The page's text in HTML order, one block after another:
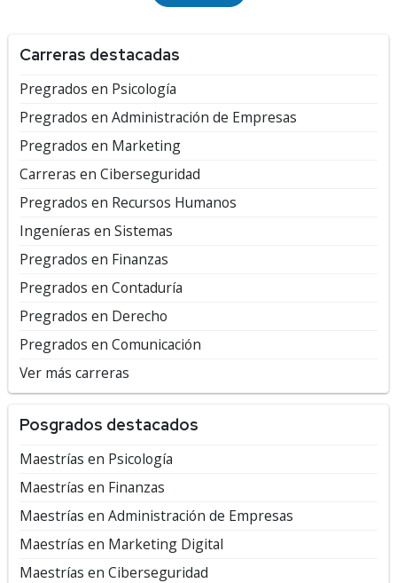
Carreras destacadas
Pregrados en Psicología
Pregrados en Administración de Empresas
Pregrados en Marketing
Carreras en Ciberseguridad
Pregrados en Recursos Humanos
Ingeníeras en Sistemas
Pregrados en Finanzas
Pregrados en Contaduría
Pregrados en Derecho
Pregrados en Comunicación
Ver más carreras
Posgrados destacados
Maestrías en Psicología
Maestrías en Finanzas
Maestrías en Administración de Empresas
Maestrías en Marketing Digital
Maestrías en Ciberseguridad